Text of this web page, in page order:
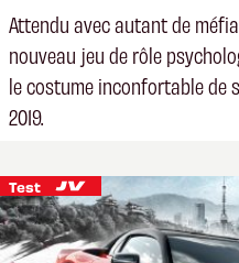
Attendu avec autant de
nouveau jeu de rôle
le costume inconfortable de
2019.
Test